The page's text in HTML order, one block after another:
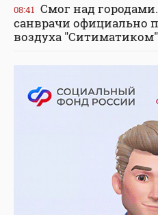
08:41 Смог над
санврачи официально
воздуха "Ситиматиком"